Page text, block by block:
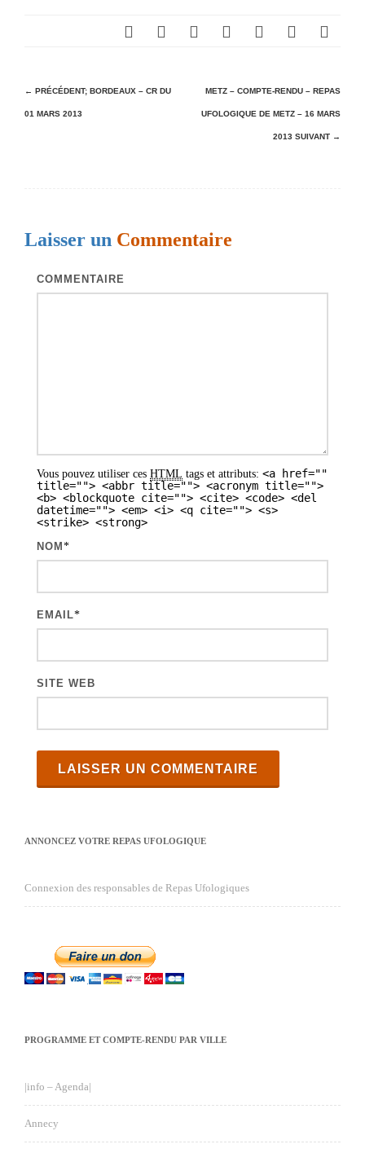
N
a
t
← PRÉCÉDENT; BORDEAUX – CR DU
01 MARS 2013
METZ – COMPTE-RENDU – REPAS
UFOLOGIQUE DE METZ – 16 MARS
2013 SUIVANT →
Laisser un Commentaire
COMMENTAIRE
Vous pouvez utiliser ces HTML tags et attributs: <a href=""
title=""> <abbr title=""> <acronym title="">
<b> <blockquote cite=""> <cite> <code> <del
datetime=""> <em> <i> <q cite=""> <s>
<strike> <strong>
NOM *
EMAIL*
SITE WEB
ANNONCEZ VOTRE REPAS UFOLOGIQUE
Connexion des responsables de Repas Ufologiques
PROGRAMME ET COMPTE-RENDU PAR VILLE
|info – Agenda|
Annecy